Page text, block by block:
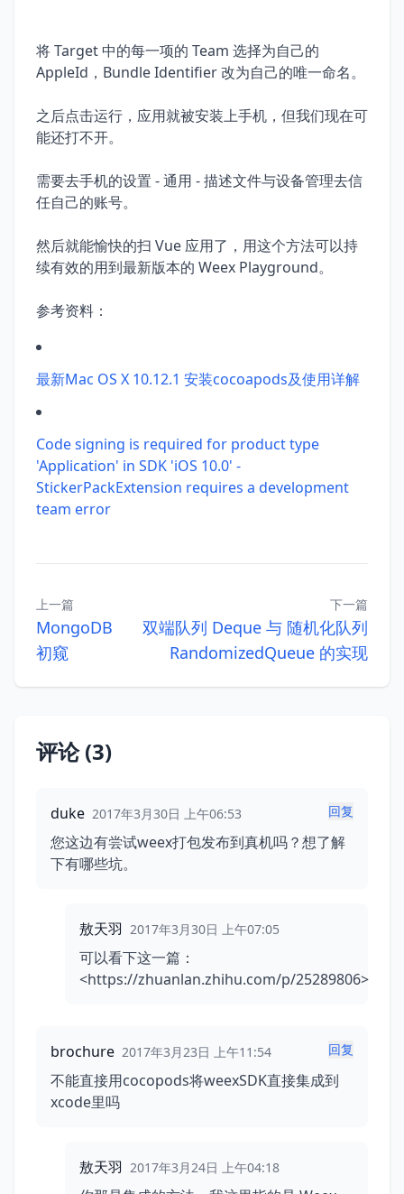
将 Target 中的每一项的 Team 选择为自己的
AppleId，Bundle Identifier 改为自己的唯一命名。
之后点击运行，应用就被安装上手机，但我们现在可
能还打不开。
需要去手机的设置 - 通用 - 描述文件与设备管理去信
任自己的账号。
然后就能愉快的扫 Vue 应用了，用这个方法可以持
续有效的用到最新版本的 Weex Playground。
参考资料：
最新Mac OS X 10.12.1 安装cocoapods及使用详解
Code signing is required for product type
'Application' in SDK 'iOS 10.0' -
StickerPackExtension requires a development
team error
上一篇
MongoDB
初窥
下一篇
双端队列 Deque 与 随机化队列
RandomizedQueue 的实现
评论 (3)
duke 2017年3月30日 上午06:53 回复
您这边有尝试weex打包发布到真机吗？想了解
下有哪些坑。
敖天羽 2017年3月30日 上午07:05
可以看下这一篇：
<https://zhuanlan.zhihu.com/p/25289806>
brochure 2017年3月23日 上午11:54 回复
不能直接用cocopods将weexSDK直接集成到
xcode里吗
敖天羽 2017年3月24日 上午04:18